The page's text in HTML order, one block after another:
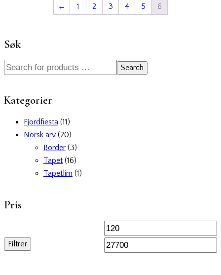
← 1 2 3 4 5 6
Søk
Search
Kategorier
Fjordfiesta (11)
Norsk arv (20)
Border (3)
Tapet (16)
Tapetlim (1)
Pris
Filtrer